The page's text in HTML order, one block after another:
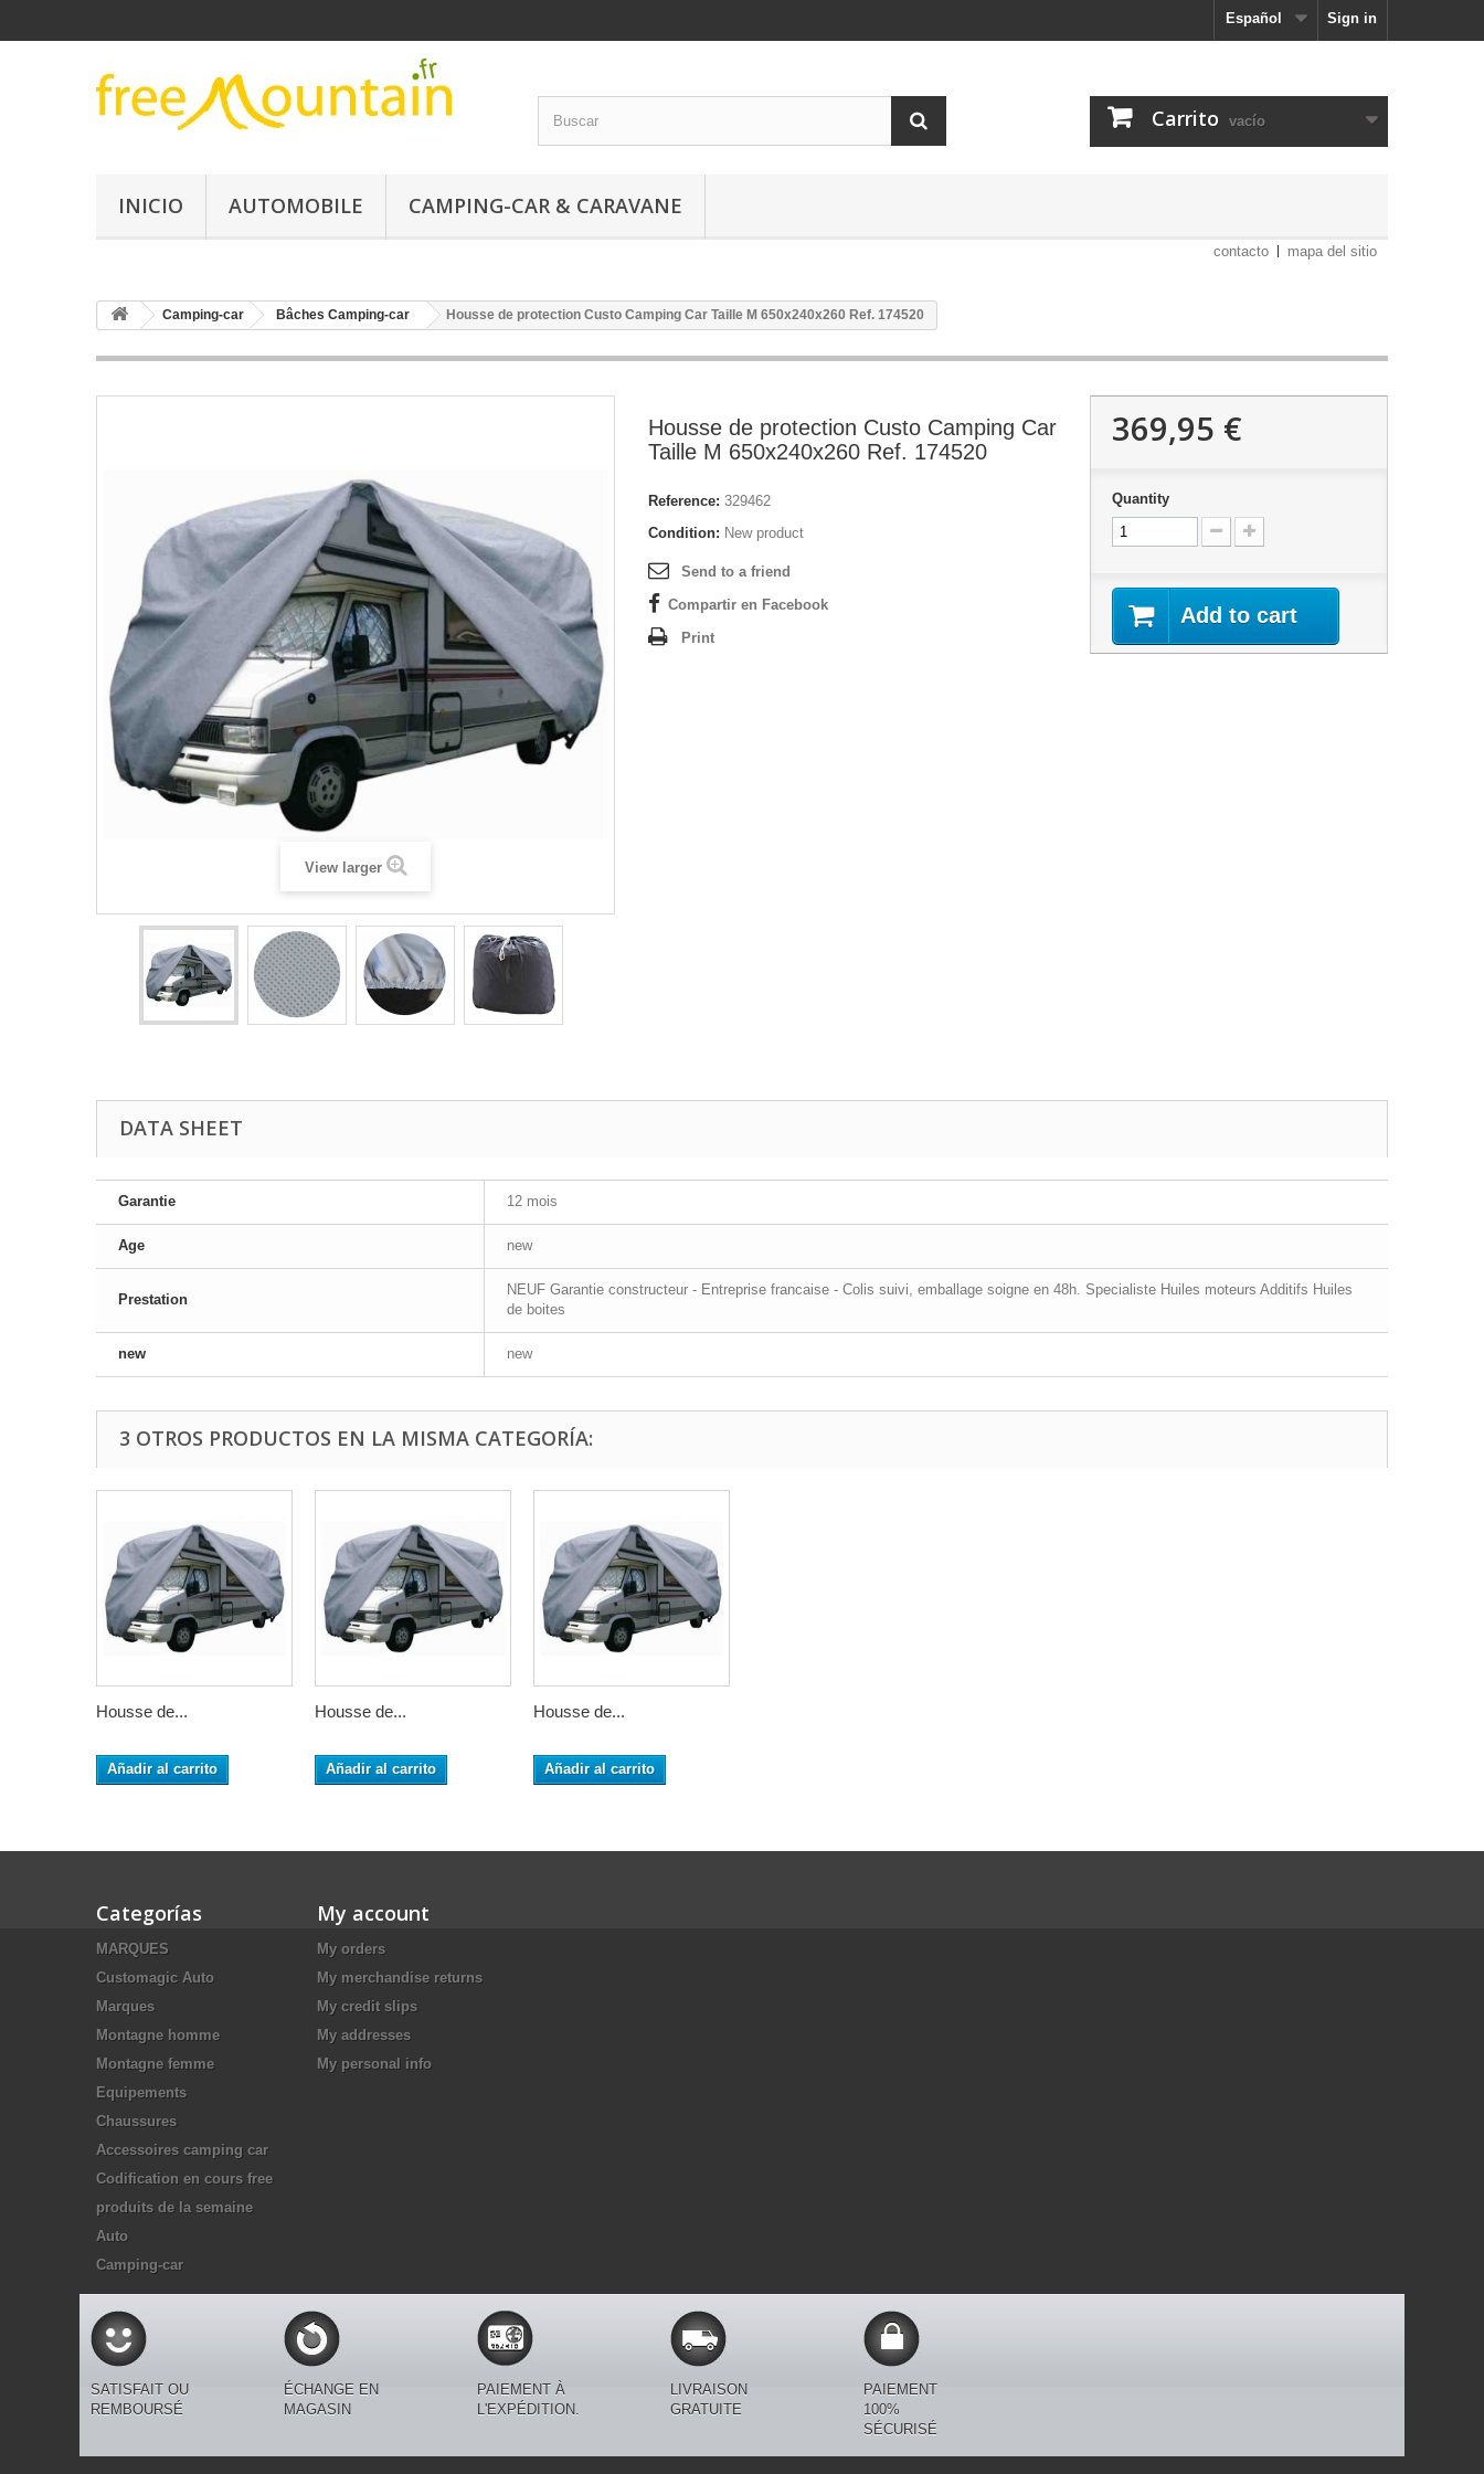
Sign in
Español
Carrito vacío
INICIO AUTOMOBILE CAMPING-CAR & CARAVANE
contacto mapa del sitio
Camping-car Bâches Camping-car Housse de protection Custo Camping Car Taille M 650x240x260 Ref. 174520
View larger
Housse de protection Custo Camping Car
Taille M 650x240x260 Ref. 174520
Reference: 329462
Condition: New product
Send to a friend
Compartir en Facebook
Print
369,95 €
Quantity
Add to cart
DATA SHEET
Garantie 12 mois
Age new
Prestation
NEUF Garantie constructeur - Entreprise francaise - Colis suivi, emballage soigne en 48h. Specialiste Huiles moteurs Additifs Huiles
de boites
new new
3 OTROS PRODUCTOS EN LA MISMA CATEGORÍA:
Housse de...
Añadir al carrito
Housse de...
Añadir al carrito
Housse de...
Añadir al carrito
Categorías
MARQUES
Customagic Auto
Marques
Montagne homme
Montagne femme
Equipements
Chaussures
Accessoires camping car
Codification en cours free
produits de la semaine
Auto
Camping-car
My account
My orders
My merchandise returns
My credit slips
My addresses
My personal info
SATISFAIT OU
REMBOURSÉ
ÉCHANGE EN
MAGASIN
PAIEMENT À
L'EXPÉDITION.
LIVRAISON
GRATUITE
PAIEMENT
100%
SÉCURISÉ